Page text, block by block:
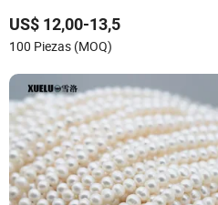
US$ 12,00-13,5
100 Piezas (MOQ)